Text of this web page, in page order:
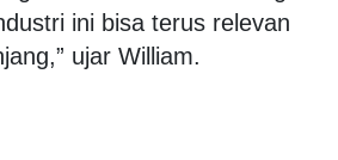
ini bisa terus relevan
ujar William.